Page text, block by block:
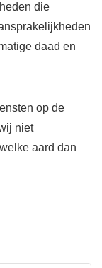
die
daad en
op de
niet
aard dan